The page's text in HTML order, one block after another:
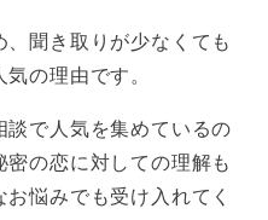
聞き取りが少なくても
の理由です。
で人気を集めているの
密の恋に対しての理解も
悩みでも受け入れてく